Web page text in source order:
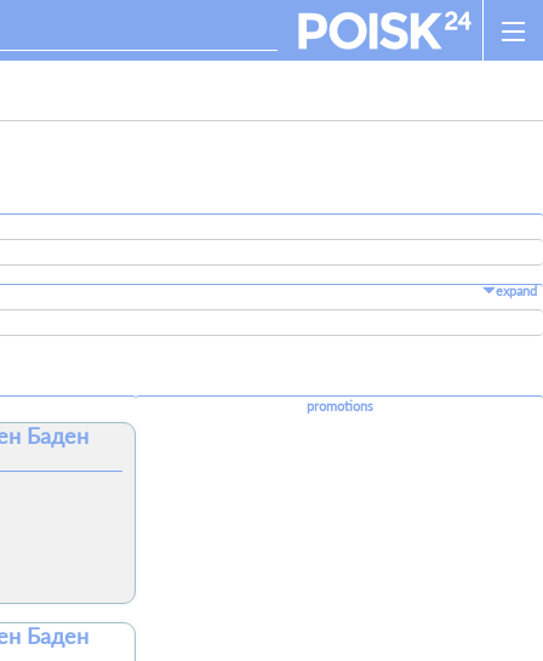
expand
promotions
Баден
Баден